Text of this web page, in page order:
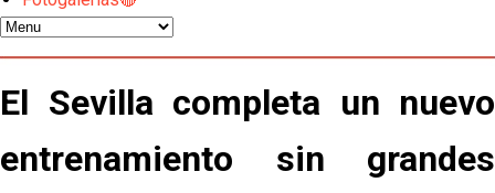
Miguel Sierra: La temporada pasada se vio
trabajamos con ilusión
Diomande ya es madridista mientras Rodri agita el
mercado
El Sevilla completa un nuevo
entrenamiento sin grandes